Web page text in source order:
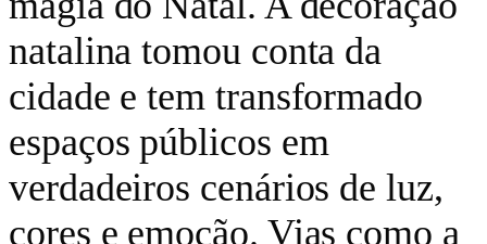
natalina tomou conta da
cidade e tem transformado
espaços públicos em
verdadeiros cenários de luz,
cores e emoção. Vias como a